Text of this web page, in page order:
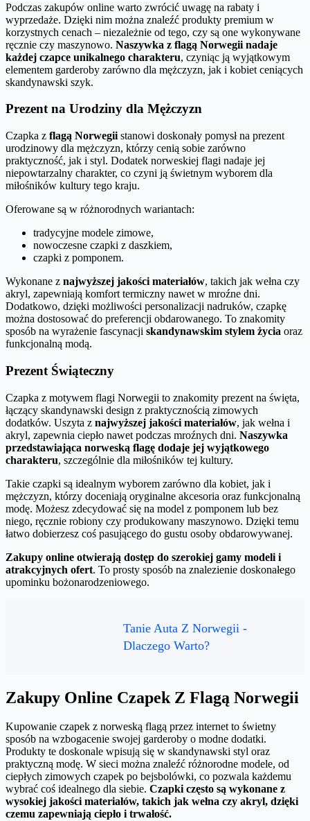
Podczas zakupów online warto zwrócić uwagę na rabaty i
wyprzedaże. Dzięki nim można znaleźć produkty premium w
korzystnych cenach – niezależnie od tego, czy są one wykonywane
ręcznie czy maszynowo. Naszywka z flagą Norwegii nadaje
każdej czapce unikalnego charakteru, czyniąc ją wyjątkowym
elementem garderoby zarówno dla mężczyzn, jak i kobiet ceniących
skandynawski szyk.
Prezent na Urodziny dla Mężczyzn
Czapka z flagą Norwegii stanowi doskonały pomysł na prezent
urodzinowy dla mężczyzn, którzy cenią sobie zarówno
praktyczność, jak i styl. Dodatek norweskiej flagi nadaje jej
niepowtarzalny charakter, co czyni ją świetnym wyborem dla
miłośników kultury tego kraju.
Oferowane są w różnorodnych wariantach:
tradycyjne modele zimowe,
nowoczesne czapki z daszkiem,
czapki z pomponem.
Wykonane z najwyższej jakości materiałów, takich jak wełna czy
akryl, zapewniają komfort termiczny nawet w mroźne dni.
Dodatkowo, dzięki możliwości personalizacji nadruków, czapkę
można dostosować do preferencji obdarowanego. To znakomity
sposób na wyrażenie fascynacji skandynawskim stylem życia oraz
funkcjonalną modą.
Prezent Świąteczny
Czapka z motywem flagi Norwegii to znakomity prezent na święta,
łączący skandynawski design z praktycznością zimowych
dodatków. Uszyta z najwyższej jakości materiałów, jak wełna i
akryl, zapewnia ciepło nawet podczas mroźnych dni. Naszywka
przedstawiająca norweską flagę dodaje jej wyjątkowego
charakteru, szczególnie dla miłośników tej kultury.
Takie czapki są idealnym wyborem zarówno dla kobiet, jak i
mężczyzn, którzy doceniają oryginalne akcesoria oraz funkcjonalną
modę. Możesz zdecydować się na model z pomponem lub bez
niego, ręcznie robiony czy produkowany maszynowo. Dzięki temu
łatwo dobierzesz coś pasującego do gustu osoby obdarowywanej.
Zakupy online otwierają dostęp do szerokiej gamy modeli i
atrakcyjnych ofert. To prosty sposób na znalezienie doskonałego
upominku bożonarodzeniowego.
Tanie Auta Z Norwegii -
Dlaczego Warto?
Zakupy Online Czapek Z Flagą Norwegii
Kupowanie czapek z norweską flagą przez internet to świetny
sposób na wzbogacenie swojej garderoby o modne dodatki.
Produkty te doskonale wpisują się w skandynawski styl oraz
praktyczną modę. W sieci można znaleźć różnorodne modele, od
ciepłych zimowych czapek po bejsbolówki, co pozwala każdemu
wybrać coś idealnego dla siebie. Czapki często są wykonane z
wysokiej jakości materiałów, takich jak wełna czy akryl, dzięki
czemu zapewniają ciepło i trwałość.